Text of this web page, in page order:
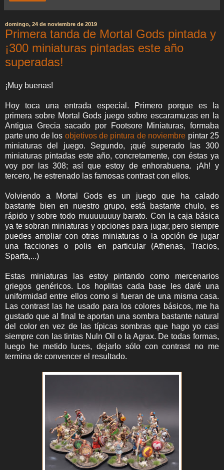
domingo, 24 de noviembre de 2019
Primera tanda de Mortal Gods pintada y
¡300 miniaturas pintadas este año
superadas!
¡Muy buenas!
Hoy toca una entrada especial. Primero porque es la
primera sobre Mortal Gods juego sobre escaramuzas en la
Antigua Grecia sacado por Footsore Miniaturas, formaba
parte uno de los objetivos de pintura de noviembre pintar 25
miniaturas del juego. Segundo, ¡qué superado las 300
miniaturas pintadas este año, concretamente, con éstas ya
voy por las 308; así que estoy de enhorabuena. ¡Ah! y
tercero, he estrenado las famosas contrast con ellos.
Volviendo a Mortal Gods es un juego que ha calado
bastante bien en nuestro grupo, está bastante chulo, es
rápido y sobre todo muuuuuuuy barato. Con la caja básica
ya te sobran miniaturas y opciones para jugar, pero siempre
puedes ampliar con otras miniaturas o la opción de jugar
una facciones o polis en particular (Athenas, Tracios,
Sparta,...)
Estas miniaturas las estoy pintando como mercenarios
griegos genéricos. Los hoplitas cada base les daré una
uniformidad entre ellos como si fueran de una misma casa.
Las contrast las he usado para los colores básicos, me ha
gustado que al final te aportan una sombra bastante natural
del color en vez de las típicas sombras que hago yo casi
siempre con las tintas Nuln Oil o la Agrax. De todas formas,
luego he metido luces, dejarlo sólo con contrast no me
termina de convencer el resultado.